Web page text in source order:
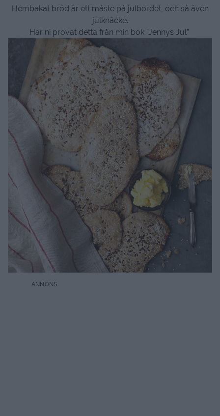
Hembakat bröd är ett måste på julbordet, och så även
julknäcke.
Har ni provat detta från min bok ”Jennys Jul”